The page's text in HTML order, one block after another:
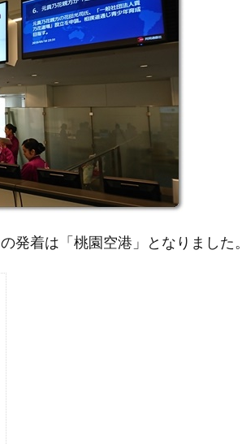
発着は「桃園空港」となりました。